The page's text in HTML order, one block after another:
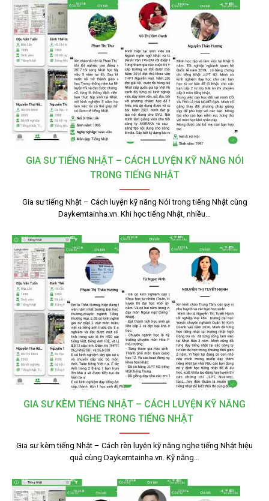
GIA SƯ TIẾNG NHẬT – CÁCH LUYỆN KỸ NĂNG NÓI
TRONG TIẾNG NHẬT
Gia sư tiếng Nhật – Cách luyện kỹ năng Nói trong tiếng Nhật cùng
Daykemtainha.vn. Khi học tiếng Nhật, nhiều…
GIA SƯ KÈM TIẾNG NHẬT – CÁCH LUYỆN KỸ NĂNG
NGHE TRONG TIẾNG NHẬT
Gia sư kèm tiếng Nhật – Cách rèn luyện kỹ năng nghe tiếng Nhật hiệu
quả cùng Daykemtainha.vn. Kỹ năng…